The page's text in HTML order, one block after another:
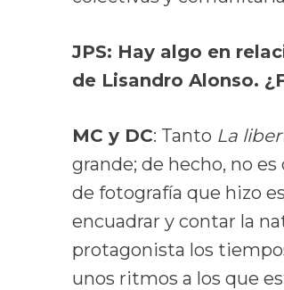
JPS: Hay algo en
de Lisandro Alonso.
MC y DC: Tanto La
grande; de hecho, no
de fotografía que hizo
encuadrar y contar la
protagonista los
unos ritmos a los que